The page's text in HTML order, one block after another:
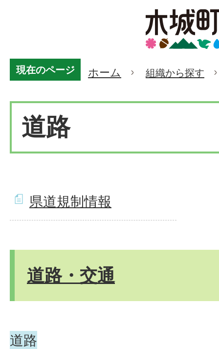
現在のページ ホーム 組織から探す
道路
県道規制情報
道路・交通
道路